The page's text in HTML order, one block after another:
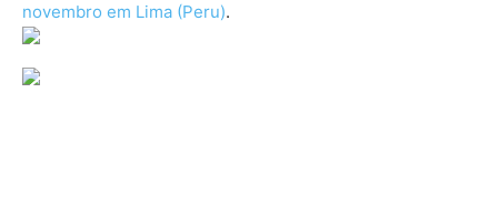
novembro em Lima (Peru).